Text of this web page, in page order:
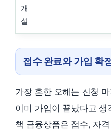
개
설
접수 완료와 가입 확
가장 흔한 오해는 신청
이미 가입이 끝났다고 생
책 금융상품은 접수, 자